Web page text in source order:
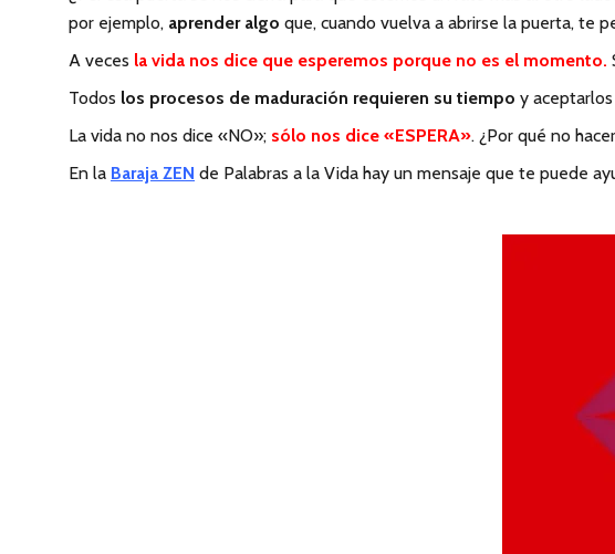
por ejemplo, aprender algo que, cuando vuelva a abrirse la puerta, te
A veces la vida nos dice que esperemos porque no es el momento.
Todos los procesos de maduración requieren su tiempo y
La vida no nos dice «NO»; sólo nos dice «ESPERA». ¿Por qué no
En la Baraja ZEN de Palabras a la Vida hay un mensaje que te puede